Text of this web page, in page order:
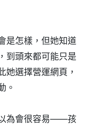
是怎樣，但她知道
到頭來都可能只是
她選擇營運網頁，
。
為會很容易——孩